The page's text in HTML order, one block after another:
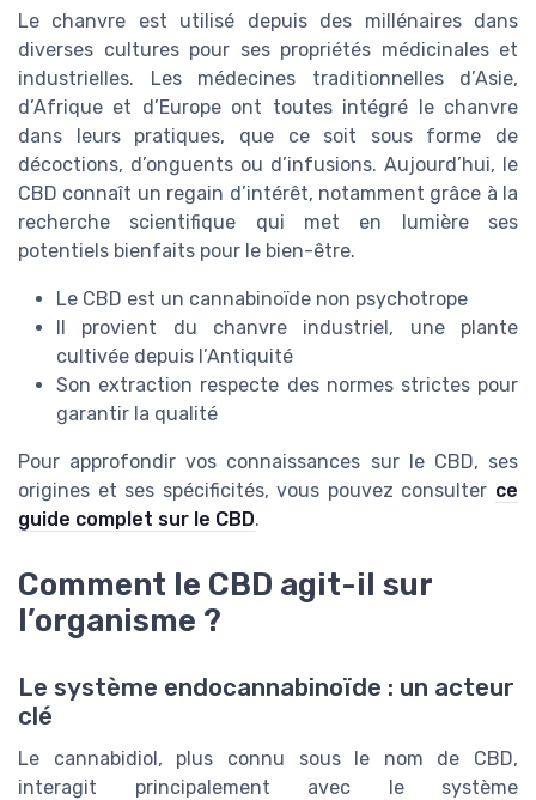
Le chanvre est utilisé depuis des millénaires dans
diverses cultures pour ses propriétés médicinales et
industrielles. Les médecines traditionnelles d’Asie,
d’Afrique et d’Europe ont toutes intégré le chanvre
dans leurs pratiques, que ce soit sous forme de
décoctions, d’onguents ou d’infusions. Aujourd’hui, le
CBD connaît un regain d’intérêt, notamment grâce à la
recherche scientifique qui met en lumière ses
potentiels bienfaits pour le bien-être.
Le CBD est un cannabinoïde non psychotrope
Il provient du chanvre industriel, une plante
cultivée depuis l’Antiquité
Son extraction respecte des normes strictes pour
garantir la qualité
Pour approfondir vos connaissances sur le CBD, ses
origines et ses spécificités, vous pouvez consulter ce
guide complet sur le CBD.
Comment le CBD agit-il sur
l’organisme ?
Le système endocannabinoïde : un acteur
clé
Le cannabidiol, plus connu sous le nom de CBD,
interagit principalement avec le système